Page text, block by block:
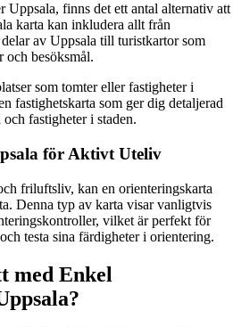
Uppsala, finns det ett antal alternativ att
karta kan inkludera allt från
av Uppsala till turistkartor som
och besöksmål.
som tomter eller fastigheter i
fastighetskarta som ger dig detaljerad
fastigheter i staden.
för Aktivt Uteliv
friluftsliv, kan en orienteringskarta
Denna typ av karta visar vanligtvis
vilket är perfekt för
testa sina färdigheter i orientering.
med Enkel